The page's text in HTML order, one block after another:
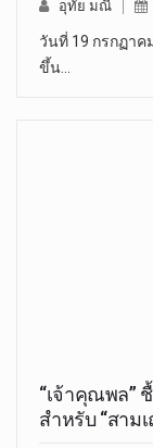
อุทัย มณี
วันที่ 19 กรกฏา
ขึ้น…
“เจ้าคุณพล”
สำหรับ “สาม